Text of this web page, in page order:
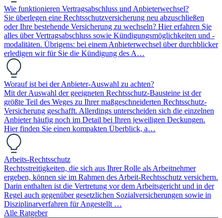
Wie funktionieren Vertragsabschluss und Anbieterwechsel?
Sie überlegen eine Rechtsschutzversicherung neu abzuschließen
oder Ihre bestehende Versicherung zu wechseln? Hier erfahren Sie
alles über Vertragsabschluss sowie Kündigungsmöglichkeiten und -
modalitäten. Übrigens: bei einem Anbieterwechsel über durchblicker
erledigen wir für Sie die Kündigung des A…
Worauf ist bei der Anbieter-Auswahl zu achten?
Mit der Auswahl der geeigneten Rechtsschutz-Bausteine ist der
größte Teil des Weges zu Ihrer maßgeschneiderten Rechtsschutz-
Versicherung geschafft. Allerdings unterscheiden sich die einzelnen
Anbieter häufig noch im Detail bei Ihren jeweiligen Deckungen.
Hier finden Sie einen kompakten Überblick, a…
Arbeits-Rechtsschutz
Rechtsstreitigkeiten, die sich aus Ihrer Rolle als Arbeitnehmer
ergeben, können sie im Rahmen des Arbeit-Rechtsschutz versichern.
Darin enthalten ist die Vertretung vor dem Arbeitsgericht und in der
Regel auch gegenüber gesetzlichen Sozialversicherungen sowie in
Disziplinarverfahren für Angestellt …
Alle Ratgeber